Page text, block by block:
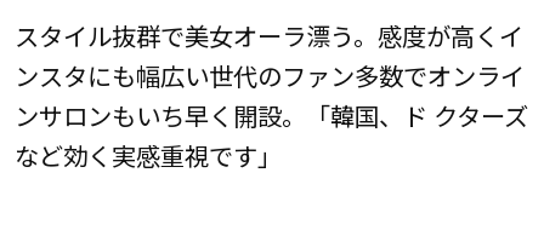
スタイル抜群で美女オーラ漂う。感度が高くイ
ンスタにも幅広い世代のファン多数でオンライ
ンサロンもいち早く開設。「韓国、ド クターズ
など効く実感重視です」